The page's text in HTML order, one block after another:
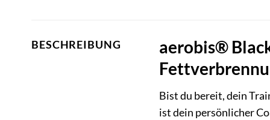
BESCHREIBUNG
aerobis®
Bist du bereit, dein
ist dein persönlicher